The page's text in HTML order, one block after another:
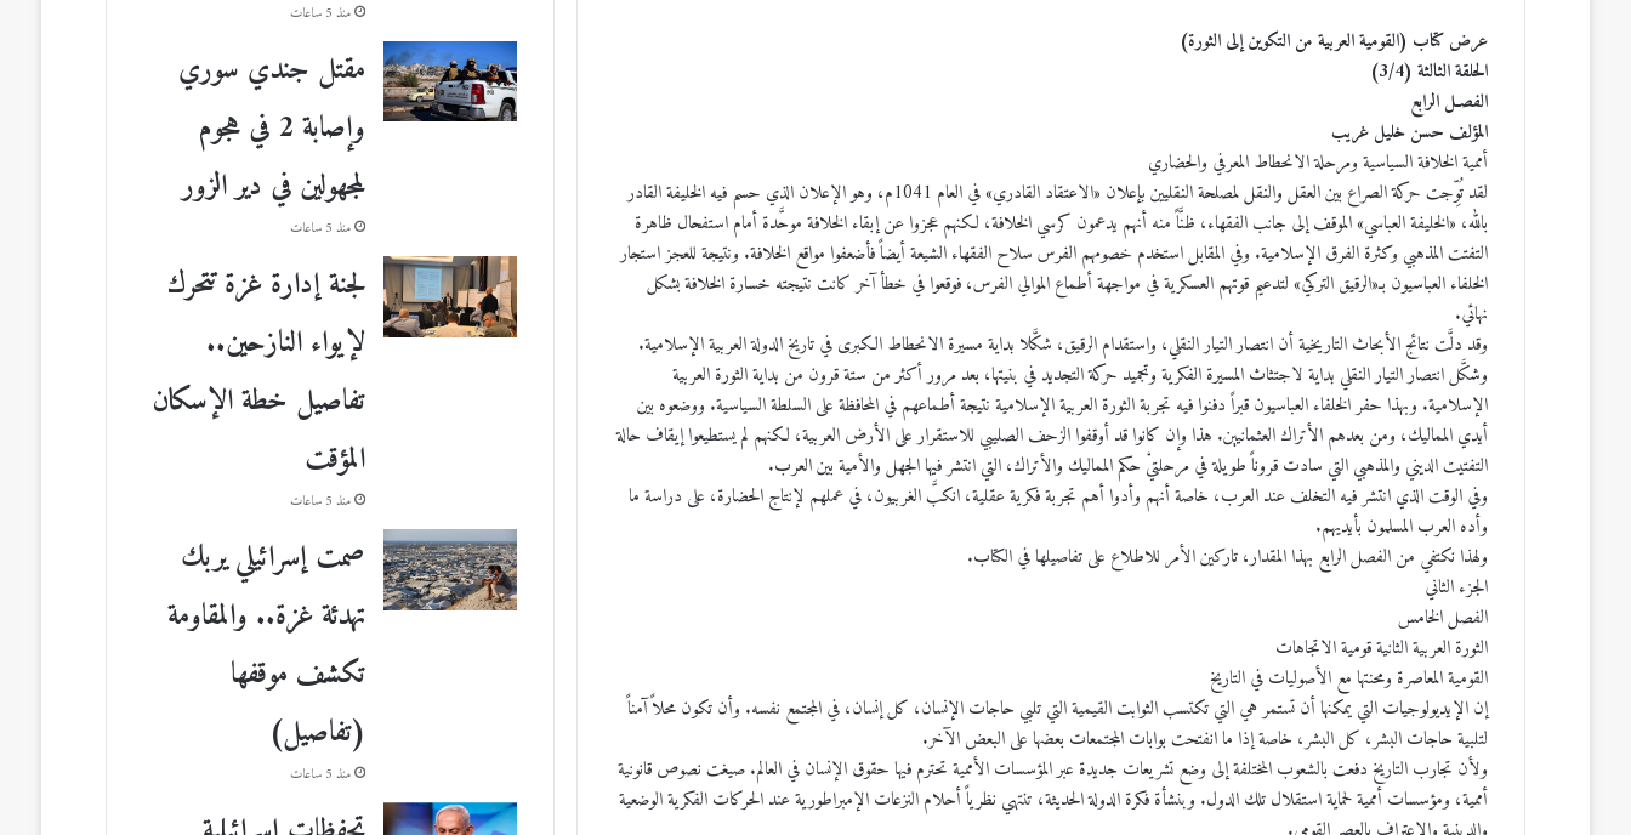
عرض كتاب (القومية العربية من التكوين إلى الثورة)
الحلقة الثالثة (3/4)
الفصـل الرابع
المؤلف حسن خليل غريب
أممية الخلافة السياسية ومرحلة الانحطاط المعرفي والحضاري
لقد تُوِّجت حركة الصراع بين العقل والنقل لمصلحة النقليين بإعلان «الاعتقاد القادري» في العام 1041م، وهو الإعلان الذي حسم فيه الخليفة القادر
بالله، «الخليفة العباسي» الموقف إلى جانب الفقهاء، ظنَّاً منه أنهم يدعمون كرسي الخلافة، لكنهم عجزوا عن إبقاء الخلافة موحَّدة أمام استفحال ظاهرة
التفتت المذهبي وكثرة الفرق الإسلامية. وفي المقابل استخدم خصومهم الفرس سلاح الفقهاء الشيعة أيضاً فأضعفوا مواقع الخلافة. ونتيجة للعجز استجار
الخلفاء العباسيون بـ«الرقيق التركي» لتدعيم قوتهم العسكرية في مواجهة أطماع الموالي الفرس، فوقعوا في خطأ آخر كانت نتيجته خسارة الخلافة بشكل
نهائي.
وقد دلَّت نتائج الأبحاث التاريخية أن انتصار التيار النقلي، واستقدام الرقيق، شكَّلا بداية مسيرة الانحطاط الكبرى في تاريخ الدولة العربية الإسلامية.
وشكَّل انتصار التيار النقلي بداية لاجتثاث المسيرة الفكرية وتجميد حركة التجديد في بنيتها، بعد مرور أكثر من ستة قرون من بداية الثورة العربية
الإسلامية. وبهذا حفر الخلفاء العباسيون قبراً دفنوا فيه تجربة الثورة العربية الإسلامية نتيجة أطماعهم في المحافظة على السلطة السياسية. ووضعوه بين
أيدي المماليك، ومن بعدهم الأتراك العثمانيين. هذا وإن كانوا قد أوقفوا الزحف الصليبي للاستقرار على الأرض العربية، لكنهم لم يستطيعوا إيقاف حالة
التفتيت الديني والمذهبي التي سادت قروناً طويلة في مرحلتيْ حكم المماليك والأتراك، التي انتشر فيها الجهل والأمية بين العرب.
وفي الوقت الذي انتشر فيه التخلف عند العرب، خاصة أنهم وأدوا أهم تجربة فكرية عقلية، انكبَّ الغربيون، في عملهم لإنتاج الحضارة، على دراسة ما
وأده العرب المسلمون بأيديهم.
ولهذا نكتفي من الفصل الرابع بهذا المقدار، تاركين الأمر للاطلاع على تفاصيلها في الكتاب.
الجزء الثاني
الفصل الخامس
الثورة العربية الثانية قومية الاتجاهات
القومية المعاصرة ومحنتها مع الأصوليات في التاريخ
إن الإيديولوجيات التي يمكنها أن تستمر هي التي تكتسب الثوابت القيمية التي تلبي حاجات الإنسان، كل إنسان، في المجتمع نفسه. وأن تكون محلاً آمناً
لتلبية حاجات البشر، كل البشر، خاصة إذا ما انفتحت بوابات المجتمعات بعضها على البعض الآخر.
ولأن تجارب التاريخ دفعت بالشعوب المختلفة إلى وضع تشريعات جديدة عبر المؤسسات الأممية تحترم فيها حقوق الإنسان في العالم. صيغت نصوص قانونية
أممية، ومؤسسات أممية لحماية استقلال تلك الدول. وبنشأة فكرة الدولة الحديثة، تنتهي نظرياً أحلام النزعات الإمبراطورية عند الحركات الفكرية الوضعية
منذ 5 ساعات
مقتل جندي سوري
وإصابة 2 في هجوم
لمجهولين في دير الزور
منذ 5 ساعات
لجنة إدارة غزة تتحرك
لإيواء النازحين..
تفاصيل خطة الإسكان
المؤقت
منذ 5 ساعات
صمت إسرائيلي يربك
تهدئة غزة.. والمقاومة
تكشف موقفها
(تفاصيل)
منذ 5 ساعات